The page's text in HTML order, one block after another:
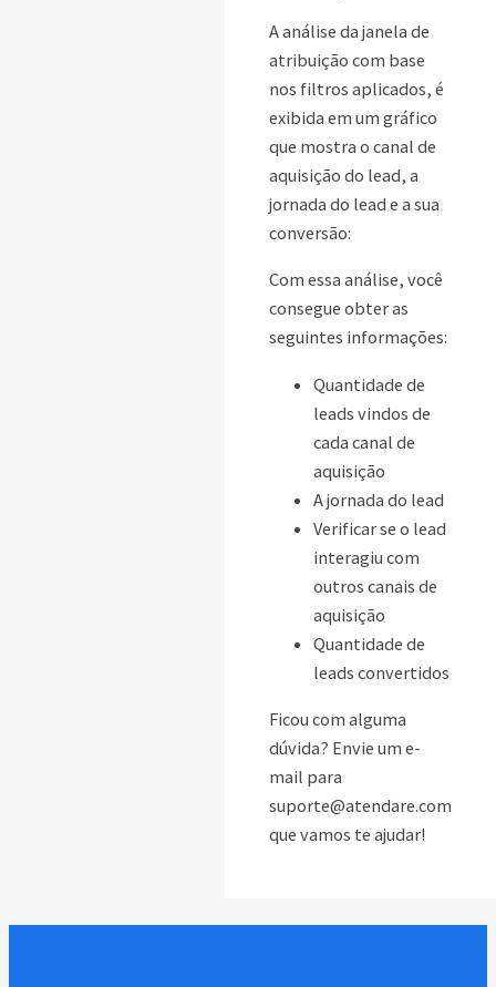
A análise da janela de
atribuição com base
nos filtros aplicados, é
exibida em um gráfico
que mostra o canal de
aquisição do lead, a
jornada do lead e a sua
conversão:
Com essa análise, você
consegue obter as
seguintes informações:
Quantidade de
leads vindos de
cada canal de
aquisição
A jornada do lead
Verificar se o lead
interagiu com
outros canais de
aquisição
Quantidade de
leads convertidos
Ficou com alguma
dúvida? Envie um e-
mail para
suporte@atendare.com
que vamos te ajudar!